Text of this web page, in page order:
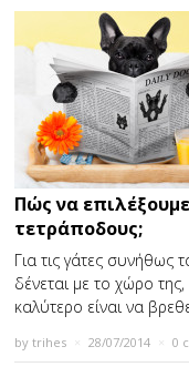
Πώς να
τετράποδους;
Για τις γάτες συνήθως
δένεται με το χώρο
καλύτερο είναι να
bytrihes 28/07/2014 0